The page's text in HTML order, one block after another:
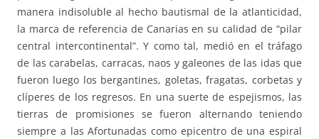
manera indisoluble al hecho bautismal de la atlanticidad,
la marca de referencia de Canarias en su calidad de “pilar
central intercontinental”. Y como tal, medió en el tráfago
de las carabelas, carracas, naos y galeones de las idas que
fueron luego los bergantines, goletas, fragatas, corbetas y
clíperes de los regresos. En una suerte de espejismos, las
tierras de promisiones se fueron alternando teniendo
siempre a las Afortunadas como epicentro de una espiral